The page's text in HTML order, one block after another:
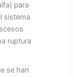
para
sistema
ruptura
se han